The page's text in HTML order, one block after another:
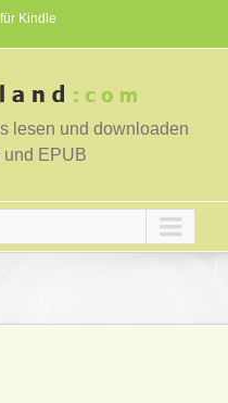
Kindle
lesen und downloaden
und EPUB